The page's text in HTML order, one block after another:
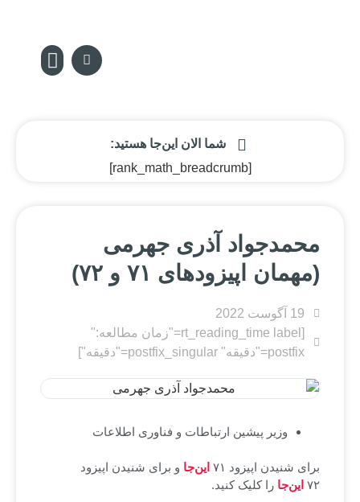
شما الان این‌جا هستید:
[rank_math_breadcrumb]
محمدجواد آذری جهرمی
(مهمان اپیزودهای ۷۱ و ۷۲)
19 آگوست 2022
[rt_reading_time label="زمان مطالعه:"
postfix="دقیقه" postfix_singular="دقیقه"]
وزیر پیشین ارتباطات و فناوری اطلاعات
برای شنیدن اپیزود ۷۱ این‌جا و برای شنیدن اپیزود
۷۲ این‌جا را کلیک کنید.